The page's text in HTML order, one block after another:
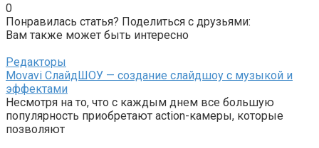
0
Понравилась статья? Поделиться с друзьями:
Вам также может быть интересно
Редакторы
Movavi СлайдШОУ — создание слайдшоу с музыкой и
эффектами
Несмотря на то, что с каждым днем все большую
популярность приобретают action-камеры, которые
позволяют